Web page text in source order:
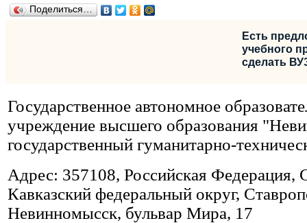
Поделиться…
Есть
учебного
сделать
Государственное автономное
учреждение высшего образования
государственный гуманитарно-
Адрес: 357108, Российская Федерация,
Кавказский федеральный округ,
Невинномысск, бульвар Мира, 17